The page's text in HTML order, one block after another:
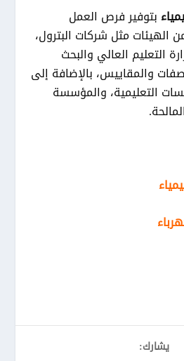
بتوفير فرص العمل
الهيئات مثل شركات البترول،
التعليم العالي والبحث
والمقاييس، بالإضافة إلى
التعليمية، والمؤسسة
يشارك: